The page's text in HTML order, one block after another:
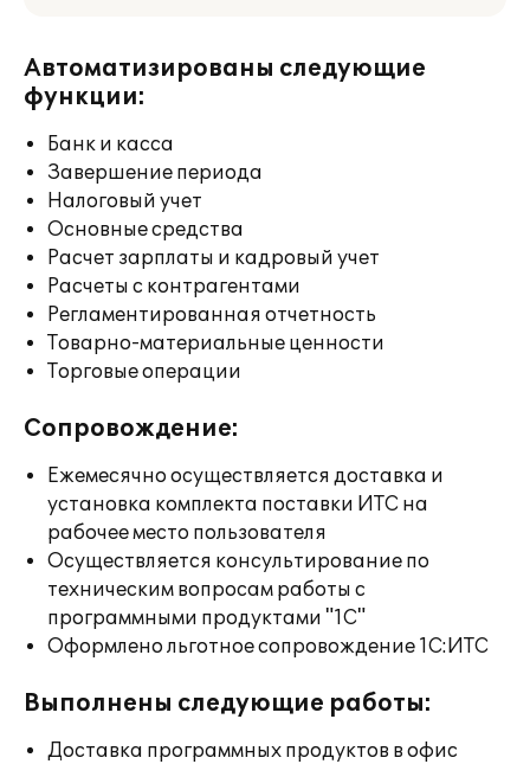
Автоматизированы следующие
функции:
Банк и касса
Завершение периода
Налоговый учет
Основные средства
Расчет зарплаты и кадровый учет
Расчеты с контрагентами
Регламентированная отчетность
Товарно-материальные ценности
Торговые операции
Сопровождение:
Ежемесячно осуществляется доставка и
установка комплекта поставки ИТС на
рабочее место пользователя
Осуществляется консультирование по
техническим вопросам работы с
программными продуктами "1С"
Оформлено льготное сопровождение 1С:ИТС
Выполнены следующие работы:
Доставка программных продуктов в офис